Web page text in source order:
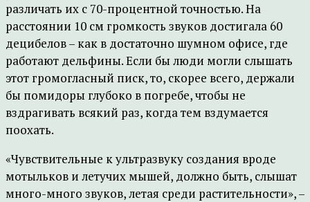
различать их с 70-процентной точностью. На
расстоянии 10 см громкость звуков достигала 60
децибелов – как в достаточно шумном офисе, где
работают дельфины. Если бы люди могли слышать
этот громогласный писк, то, скорее всего, держали
бы помидоры глубоко в погребе, чтобы не
вздрагивать всякий раз, когда тем вздумается
поохать.
«Чувствительные к ультразвуку создания вроде
мотыльков и летучих мышей, должно быть, слышат
много-много звуков, летая среди растительности», –